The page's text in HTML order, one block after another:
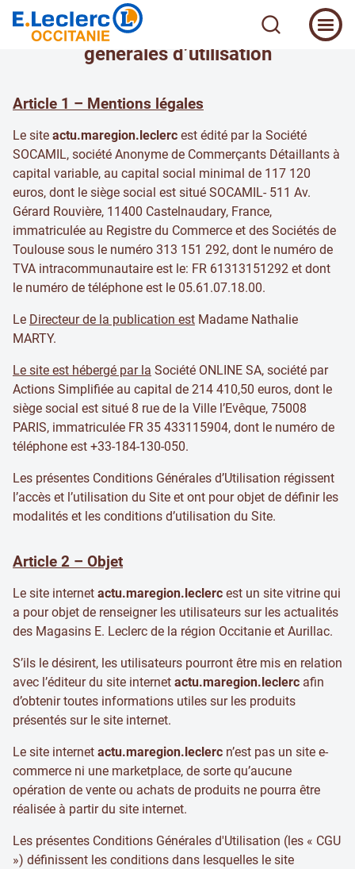
Mentions légales et Conditions
générales d’utilisation
Article 1 – Mentions légales
Le site actu.maregion.leclerc est édité par la Société
SOCAMIL, société Anonyme de Commerçants Détaillants à
capital variable, au capital social minimal de 117 120
euros, dont le siège social est situé SOCAMIL- 511 Av.
Gérard Rouvière, 11400 Castelnaudary, France,
immatriculée au Registre du Commerce et des Sociétés de
Toulouse sous le numéro 313 151 292, dont le numéro de
TVA intracommunautaire est le: FR 61313151292 et dont
le numéro de téléphone est le 05.61.07.18.00.
Le Directeur de la publication est Madame Nathalie
MARTY.
Le site est hébergé par la Société ONLINE SA, société par
Actions Simplifiée au capital de 214 410,50 euros, dont le
siège social est situé 8 rue de la Ville l’Evêque, 75008
PARIS, immatriculée FR 35 433115904, dont le numéro de
téléphone est +33-184-130-050.
Les présentes Conditions Générales d’Utilisation régissent
l’accès et l’utilisation du Site et ont pour objet de définir les
modalités et les conditions d’utilisation du Site.
Article 2 – Objet
Le site internet actu.maregion.leclerc est un site vitrine qui
a pour objet de renseigner les utilisateurs sur les actualités
des Magasins E. Leclerc de la région Occitanie et Aurillac.
S’ils le désirent, les utilisateurs pourront être mis en relation
avec l’éditeur du site internet actu.maregion.leclerc afin
d’obtenir toutes informations utiles sur les produits
présentés sur le site internet.
Le site internet actu.maregion.leclerc n’est pas un site e-
commerce ni une marketplace, de sorte qu’aucune
opération de vente ou achats de produits ne pourra être
réalisée à partir du site internet.
Les présentes Conditions Générales d'Utilisation (les « CGU
») définissent les conditions dans lesquelles le site